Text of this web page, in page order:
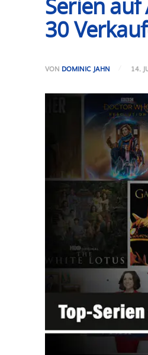
Serien auf
30
VON DOMINIC JAHN 14.